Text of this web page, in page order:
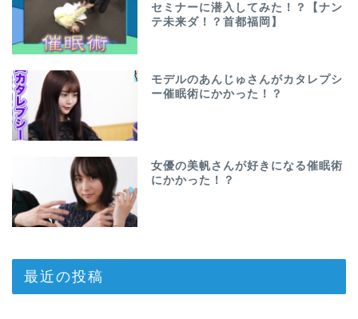
セミナーに潜入してみた！？【ナン
テ未来ダ！？首都福岡】
モデルのあんじゅさんがカタレプシ
ー催眠術にかかった！？
女優の美帆さんが好きになる催眠術
にかかった！？
最近の投稿